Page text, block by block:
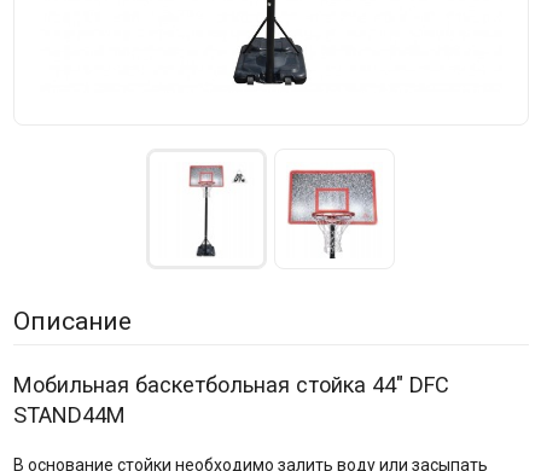
Описание
Мобильная баскетбольная стойка 44" DFC
STAND44M
В основание стойки необходимо залить воду или засыпать